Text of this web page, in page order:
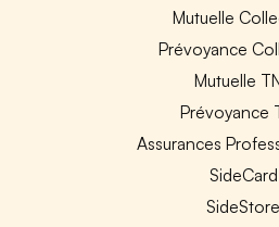
Mutuelle
Prévoyance
Mutuelle
Prévoyance
Assurances
SideCard
SideStore